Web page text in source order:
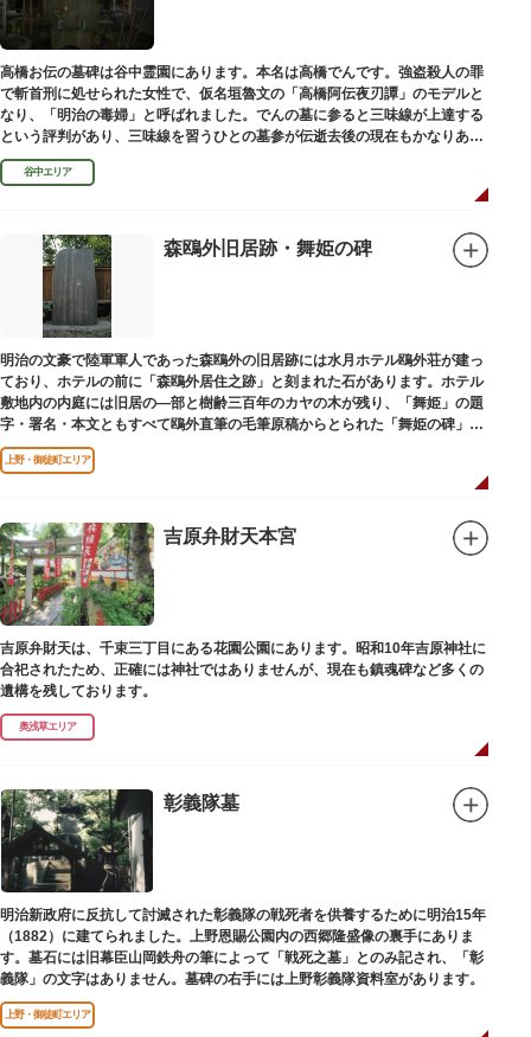
高橋お伝の墓碑は谷中霊園にあります。本名は高橋でんです。強盗殺人の罪
で斬首刑に処せられた女性で、仮名垣魯文の「高橋阿伝夜刃譚」のモデルと
なり、「明治の毒婦」と呼ばれました。でんの墓に参ると三味線が上達する
という評判があり、三味線を習うひとの墓参が伝逝去後の現在もかなりある
といわれています。
谷中エリア
森鴎外旧居跡・舞姫の碑
明治の文豪で陸軍軍人であった森鴎外の旧居跡には水月ホテル鴎外荘が建っ
ており、ホテルの前に「森鴎外居住之跡」と刻まれた石があります。ホテル
敷地内の内庭には旧居の―部と樹齢三百年のカヤの木が残り、「舞姫」の題
字・署名・本文ともすべて鴎外直筆の毛筆原稿からとられた「舞姫の碑」の
文学碑も建っています。
上野・御徒町エリア
吉原弁財天本宮
吉原弁財天は、千束三丁目にある花園公園にあります。昭和10年吉原神社に
合祀されたため、正確には神社ではありませんが、現在も鎮魂碑など多くの
遺構を残しております。
奥浅草エリア
彰義隊墓
明治新政府に反抗して討滅された彰義隊の戦死者を供養するために明治15年
（1882）に建てられました。上野恩賜公園内の西郷隆盛像の裏手にありま
す。墓石には旧幕臣山岡鉄舟の筆によって「戦死之墓」とのみ記され、「彰
義隊」の文字はありません。墓碑の右手には上野彰義隊資料室があります。
上野・御徒町エリア